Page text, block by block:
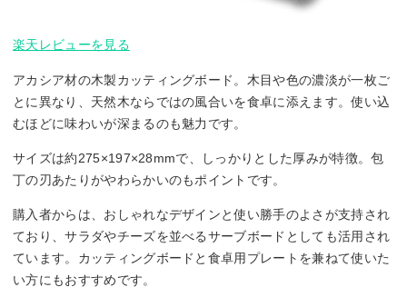
楽天レビューを見る
アカシア材の木製カッティングボード。木目や色の濃淡が一枚ご
とに異なり、天然木ならではの風合いを食卓に添えます。使い込
むほどに味わいが深まるのも魅力です。
サイズは約275×197×28mmで、しっかりとした厚みが特徴。包
丁の刃あたりがやわらかいのもポイントです。
購入者からは、おしゃれなデザインと使い勝手のよさが支持され
ており、サラダやチーズを並べるサーブボードとしても活用され
ています。カッティングボードと食卓用プレートを兼ねて使いた
い方にもおすすめです。